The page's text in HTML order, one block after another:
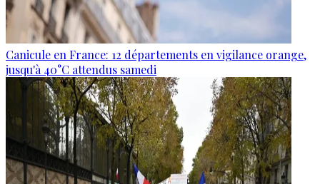
Canicule en France: 12 départements en vigilance orange,
jusqu'à 40°C attendus samedi